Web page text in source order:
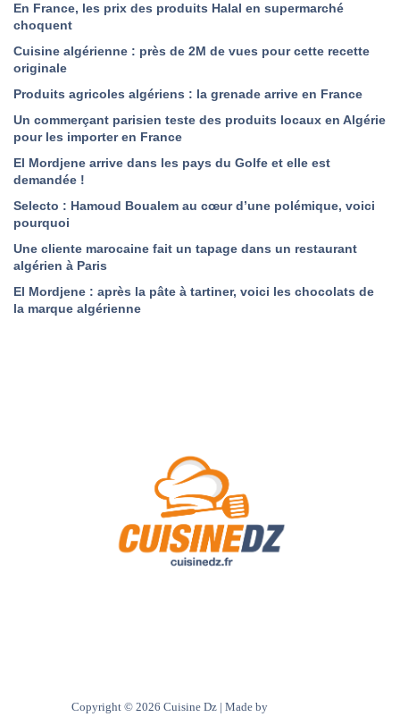
En France, les prix des produits Halal en supermarché
choquent
Cuisine algérienne : près de 2M de vues pour cette recette
originale
Produits agricoles algériens : la grenade arrive en France
Un commerçant parisien teste des produits locaux en Algérie
pour les importer en France
El Mordjene arrive dans les pays du Golfe et elle est
demandée !
Selecto : Hamoud Boualem au cœur d’une polémique, voici
pourquoi
Une cliente marocaine fait un tapage dans un restaurant
algérien à Paris
El Mordjene : après la pâte à tartiner, voici les chocolats de
la marque algérienne
Copyright © 2026 Cuisine Dz | Made by